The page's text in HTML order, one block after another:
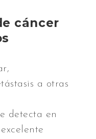
cáncer
a otras
detecta en